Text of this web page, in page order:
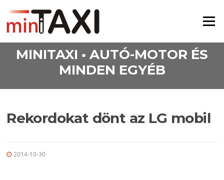
Menü
MINITAXI • AUTÓ-MOTOR ÉS
MINDEN EGYÉB
Rekordokat dönt az LG mobil
2014-10-30